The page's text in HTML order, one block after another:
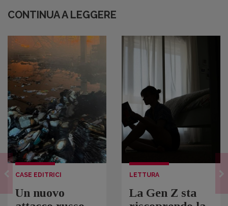
CONTINUA A LEGGERE
CASE EDITRICI
Un nuovo
LETTURA
La Gen Z sta